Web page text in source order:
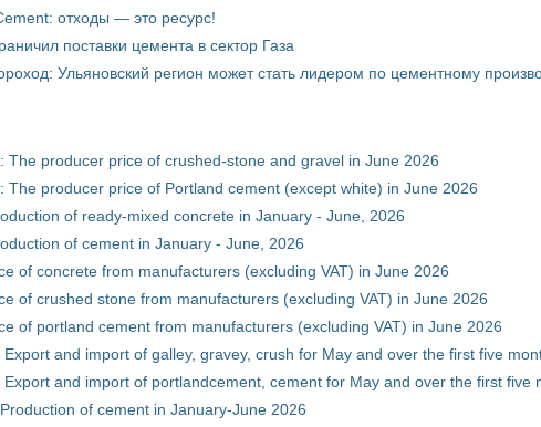
отходы — это ресурс!
поставки цемента в сектор Газа
Ульяновский регион может стать лидером по цементному
The producer price of crushed-stone and gravel in June 2026
The producer price of Portland cement (except white) in June 2026
of ready-mixed concrete in January - June, 2026
of cement in January - June, 2026
of concrete from manufacturers (excluding VAT) in June 2026
of crushed stone from manufacturers (excluding VAT) in June 2026
of portland cement from manufacturers (excluding VAT) in June 2026
Export and import of galley, gravey, crush for May and over the first five
Export and import of portlandcement, cement for May and over the first five
of cement in January-June 2026